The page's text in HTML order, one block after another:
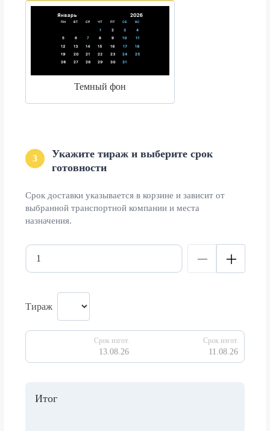
Темный фон
3
Укажите тираж и выберите срок
готовности
Срок доставки указывается в корзине и зависит от
выбранной транспортной компании и места
назначения.
Тираж
Срок изгот.
13.08.26
Срок изгот.
11.08.26
Итог